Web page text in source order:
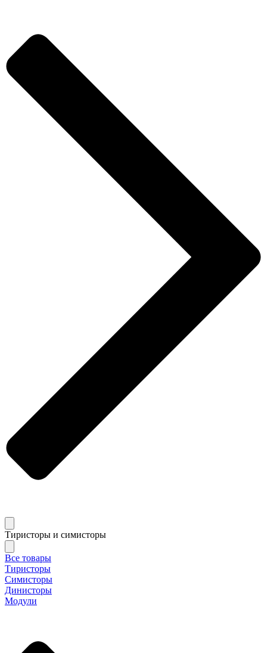
Тиристоры и симисторы
Все товары
Тиристоры
Симисторы
Динисторы
Модули